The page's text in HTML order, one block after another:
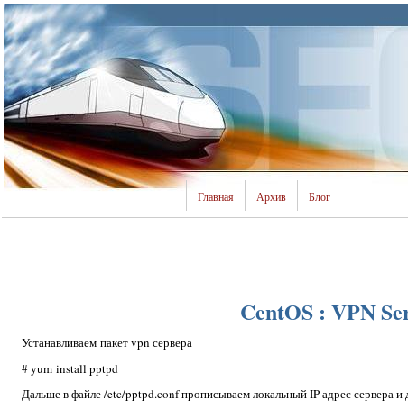
Главная Архив Блог
CentOS : VPN
Устанавливаем пакет vpn сервера
# yum install pptpd
Дальше в файле /etc/pptpd.conf прописываем локальный IP адрес сервера и